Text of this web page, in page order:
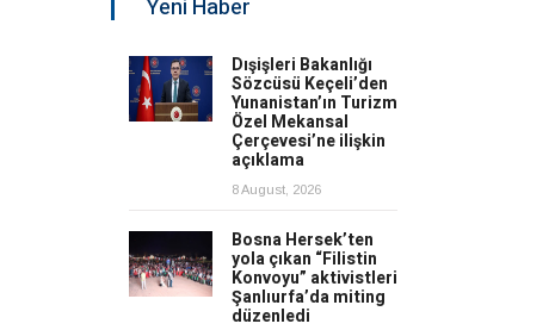
Yeni Haber
Dışişleri Bakanlığı
Sözcüsü Keçeli’den
Yunanistan’ın Turizm
Özel Mekansal
Çerçevesi’ne ilişkin
açıklama
8 August, 2026
Bosna Hersek’ten
yola çıkan “Filistin
Konvoyu” aktivistleri
Şanlıurfa’da miting
düzenledi